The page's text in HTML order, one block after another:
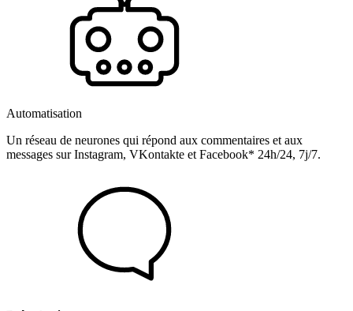
Automatisation
Un réseau de neurones qui répond aux commentaires et aux
messages sur Instagram, VKontakte et Facebook* 24h/24, 7j/7.